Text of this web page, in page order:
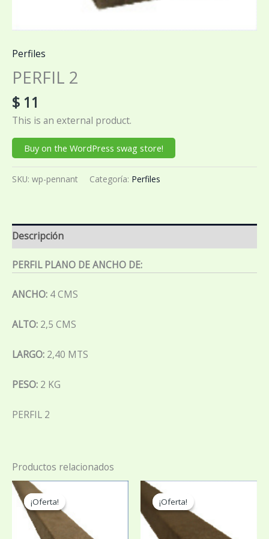
Perfiles
PERFIL 2
$ 11
This is an external product.
Buy on the WordPress swag store!
SKU: wp-pennant Categoría: Perfiles
Descripción
PERFIL PLANO DE ANCHO DE:
ANCHO: 4 CMS
ALTO: 2,5 CMS
LARGO: 2,40 MTS
PESO: 2 KG
PERFIL 2
Productos relacionados
¡Oferta!
¡Oferta! ¡Oferta!
¡Oferta!